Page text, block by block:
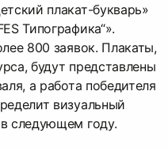
плакат-букварь»
Типографика“».
800 заявок. Плакаты,
будут представлены
а работа победителя
визуальный
следующем году.